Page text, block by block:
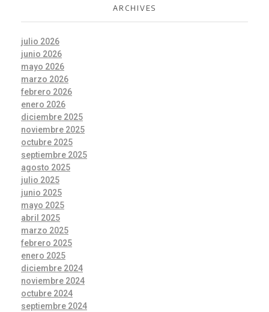
ARCHIVES
julio 2026
junio 2026
mayo 2026
marzo 2026
febrero 2026
enero 2026
diciembre 2025
noviembre 2025
octubre 2025
septiembre 2025
agosto 2025
julio 2025
junio 2025
mayo 2025
abril 2025
marzo 2025
febrero 2025
enero 2025
diciembre 2024
noviembre 2024
octubre 2024
septiembre 2024